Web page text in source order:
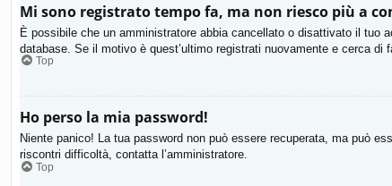
Mi sono registrato tempo fa, ma non riesco più a
È possibile che un amministratore abbia cancellato o disattivato il tuo
database. Se il motivo è quest’ultimo registrati nuovamente e cerca di
Top
Ho perso la mia password!
Niente panico! La tua password non può essere recuperata, ma può
riscontri difficoltà, contatta l’amministratore.
Top